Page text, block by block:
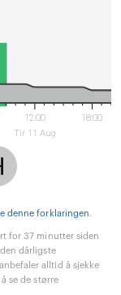
12:00
Tir 11 Aug
18:00
denne forklaringen.
for 37 minutter siden
dårligste
alltid å sjekke
se de større